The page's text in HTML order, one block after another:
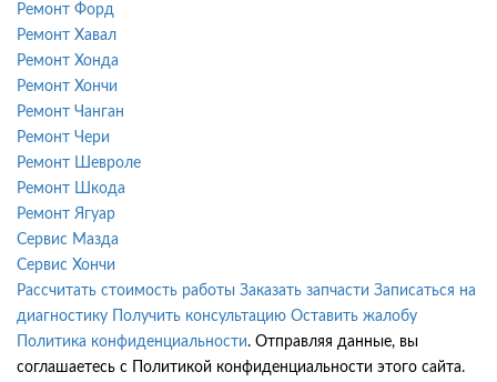
Ремонт Форд
Ремонт Хавал
Ремонт Хонда
Ремонт Хончи
Ремонт Чанган
Ремонт Чери
Ремонт Шевроле
Ремонт Шкода
Ремонт Ягуар
Сервис Мазда
Сервис Хончи
Рассчитать стоимость работы Заказать запчасти Записаться на
диагностику
Получить консультацию Оставить жалобу
Политика конфиденциальности. Отправляя данные, вы
соглашаетесь с Политикой конфиденциальности этого сайта.